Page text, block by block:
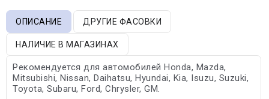
ОПИСАНИЕ ДРУГИЕ ФАСОВКИ
НАЛИЧИЕ В МАГАЗИНАХ
Рекомендуется для автомобилей Honda, Mazda,
Mitsubishi, Nissan, Daihatsu, Hyundai, Kia, Isuzu, Suzuki,
Toyota, Subaru, Ford, Chrysler, GM.